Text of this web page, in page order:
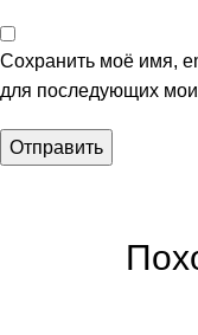
Сохранить моё имя,
для последующих